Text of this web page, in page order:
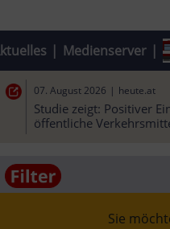
Medienserver
07. August 2026 | heute.at
Studie zeigt: Positiver
öffentliche
Sie